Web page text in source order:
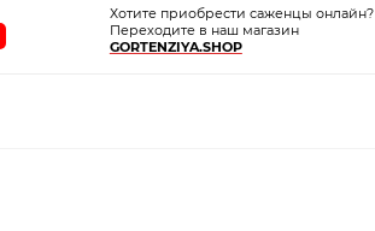
Хотите приобрести саженцы онлайн?
Переходите в наш магазин
GORTENZIYA.SHOP